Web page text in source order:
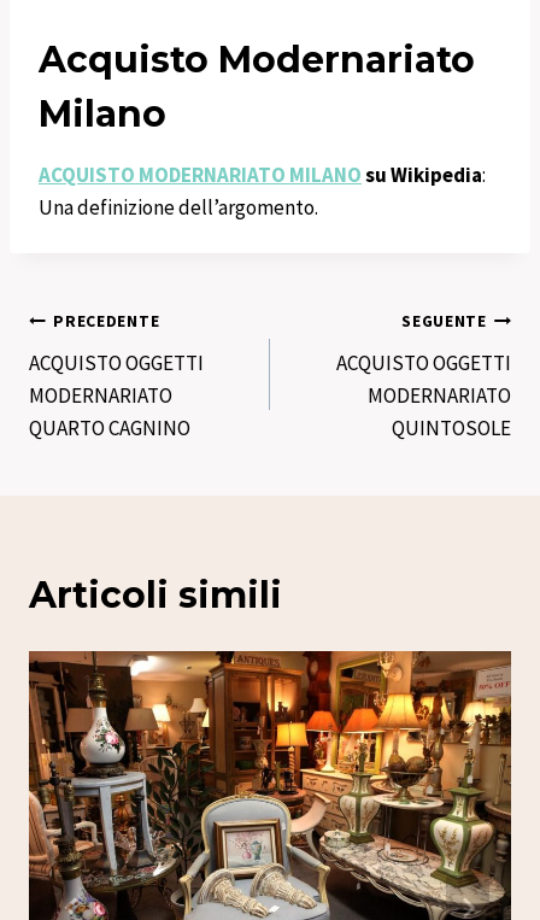
Acquisto Modernariato
Milano
ACQUISTO MODERNARIATO MILANOsu Wikipedia:
Una definizione dell’argomento.
Navigazione
articoli
PRECEDENTE
ACQUISTO OGGETTI
MODERNARIATO
QUARTO CAGNINO
SEGUENTE
ACQUISTO OGGETTI
MODERNARIATO
QUINTOSOLE
Articoli simili